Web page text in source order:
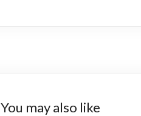
You may also like